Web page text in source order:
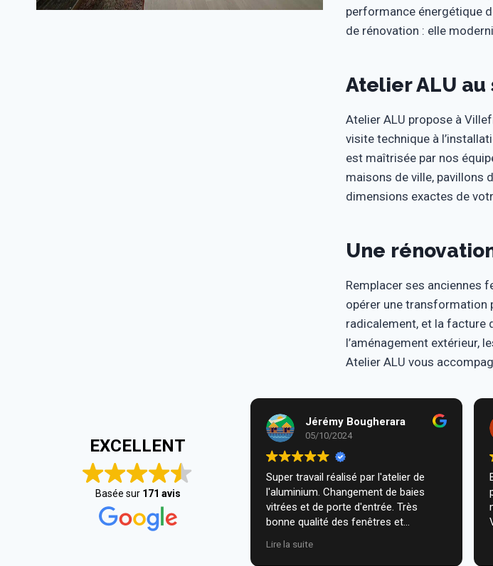
performance énergétique
de rénovation : elle
Atelier ALU
Atelier ALU propose à
visite technique à
est maîtrisée par nos
maisons de ville, pavillons
dimensions exactes de
Une
Remplacer ses anciennes
opérer une transformation
radicalement, et la facture
l’aménagement extérieur,
Atelier ALU vous
EXCELLENT
Basée sur 171 avis
Jérémy Bougherara
05/10/2024
Super travail réalisé par l'atelier de
l'aluminium. Changement de baies
vitrées et de porte d'entrée. Très
bonne qualité des fenêtres et
nous. Je recommande vivement.
Lire la suite